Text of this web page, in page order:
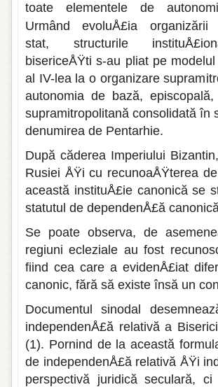
toate elementele de
Urmând evoluÅ£ia organizării
stat, structurile
bisericeÅŸti s-au pliat pe
al IV-lea la o organizare
autonomia de bază,
supramitropolitană consolidată în
denumirea de Pentarhie.
După căderea Imperiului
Rusiei ÅŸi cu recunoaÅŸterea
această instituÅ£ie canonică se
statutul de dependenÅ£ă
Se poate observa, de
regiuni ecleziale au fost
fiind cea care a evidenÅ£iat
canonic, fără să existe însă un
Documentul sinodal
independenÅ£ă relativă a
(1). Pornind de la această
de independenÅ£ă relativă ÅŸi
perspectivă juridi­că seculară,